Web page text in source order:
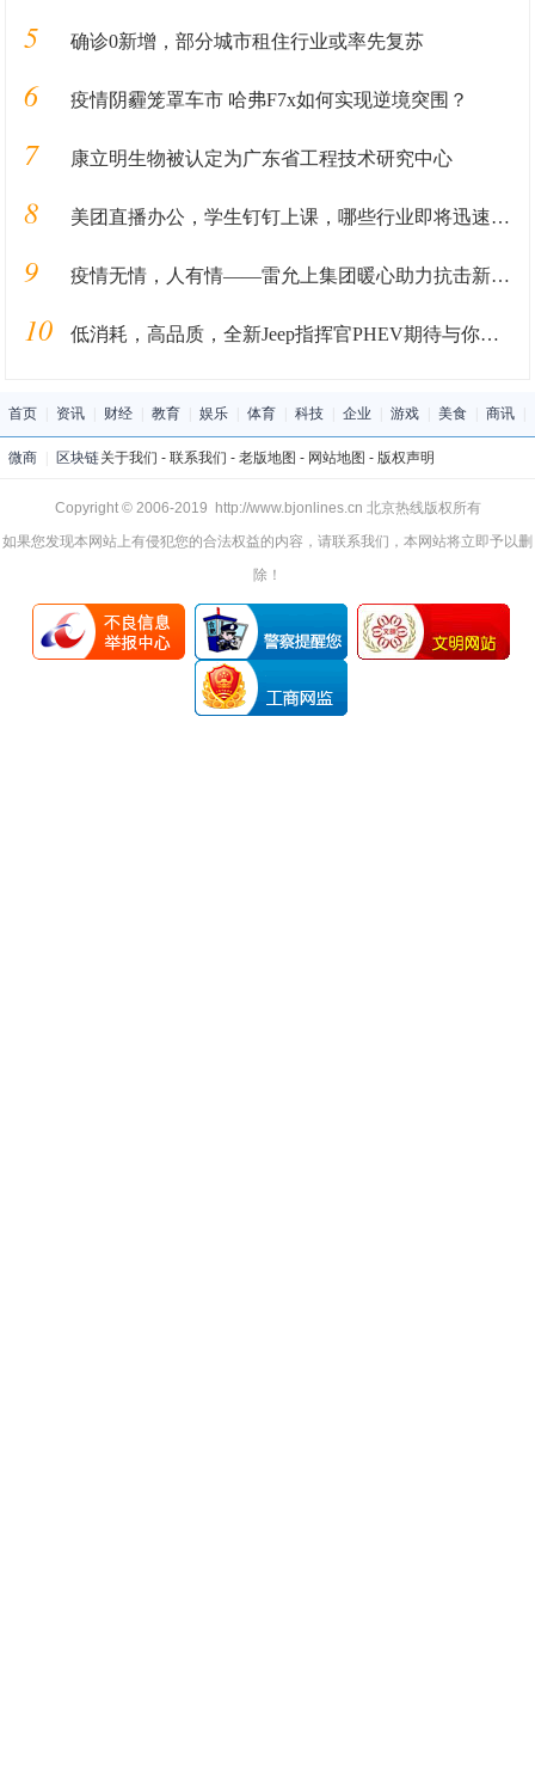
5 确诊0新增，部分城市租住行业或率先复苏
6 疫情阴霾笼罩车市 哈弗F7x如何实现逆境突围？
7 康立明生物被认定为广东省工程技术研究中心
8 美团直播办公，学生钉钉上课，哪些行业即将迅速发展？
9 疫情无情，人有情——雷允上集团暖心助力抗击新冠病毒肺炎疫情第一线
10 低消耗，高品质，全新Jeep指挥官PHEV期待与你来电
首页 资讯 财经 教育 娱乐 体育 科技 企业 游戏 美食 商讯
微商 区块链关于我们 - 联系我们 - 老版地图 - 网站地图 - 版权声明
Copyright © 2006-2019 http://www.bjonlines.cn 北京热线版权所有
如果您发现本网站上有侵犯您的合法权益的内容，请联系我们，本网站将立即予以删
除！